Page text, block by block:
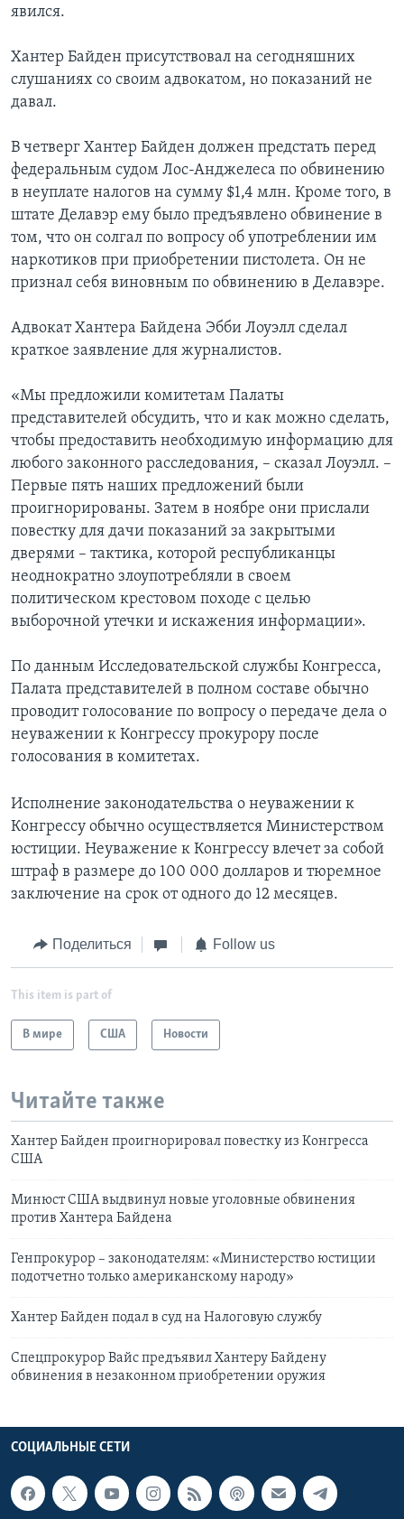
явился.
Хантер Байден присутствовал на сегодняшних
слушаниях со своим адвокатом, но показаний не
давал.
В четверг Хантер Байден должен предстать перед
федеральным судом Лос-Анджелеса по обвинению
в неуплате налогов на сумму $1,4 млн. Кроме того, в
штате Делавэр ему было предъявлено обвинение в
том, что он солгал по вопросу об употреблении им
наркотиков при приобретении пистолета. Он не
признал себя виновным по обвинению в Делавэре.
Адвокат Хантера Байдена Эбби Лоуэлл сделал
краткое заявление для журналистов.
«Мы предложили комитетам Палаты
представителей обсудить, что и как можно сделать,
чтобы предоставить необходимую информацию для
любого законного расследования, – сказал Лоуэлл. –
Первые пять наших предложений были
проигнорированы. Затем в ноябре они прислали
повестку для дачи показаний за закрытыми
дверями – тактика, которой республиканцы
неоднократно злоупотребляли в своем
политическом крестовом походе с целью
выборочной утечки и искажения информации».
По данным Исследовательской службы Конгресса,
Палата представителей в полном составе обычно
проводит голосование по вопросу о передаче дела о
неуважении к Конгрессу прокурору после
голосования в комитетах.
Исполнение законодательства о неуважении к
Конгрессу обычно осуществляется Министерством
юстиции. Неуважение к Конгрессу влечет за собой
штраф в размере до 100 000 долларов и тюремное
заключение на срок от одного до 12 месяцев.
Поделиться Follow us
This item is part of
В мире США Новости
Читайте также
Хантер Байден проигнорировал повестку из Конгресса
США
Минюст США выдвинул новые уголовные обвинения
против Хантера Байдена
Генпрокурор – законодателям: «Министерство юстиции
подотчетно только американскому народу»
Хантер Байден подал в суд на Налоговую службу
Спецпрокурор Вайс предъявил Хантеру Байдену
обвинения в незаконном приобретении оружия
СОЦИАЛЬНЫЕ СЕТИ